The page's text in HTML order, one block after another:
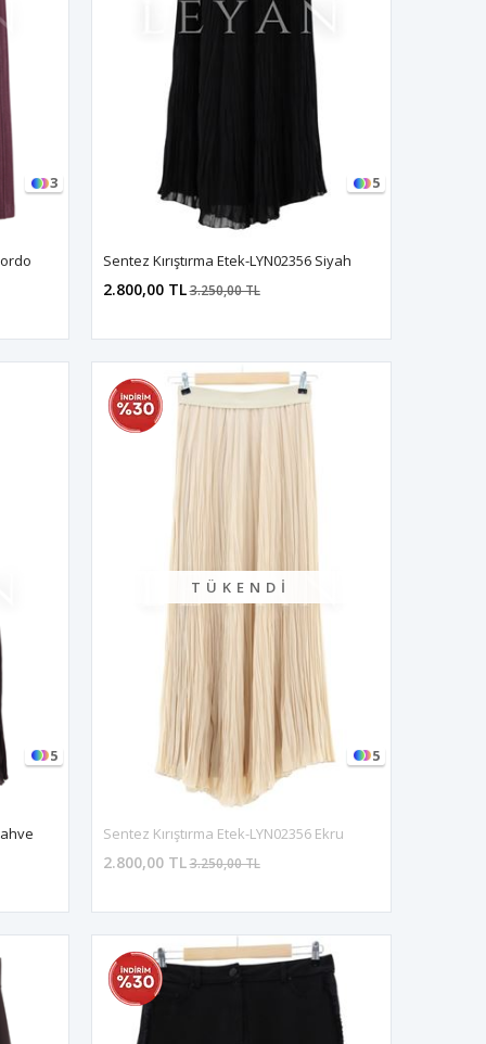
3 5
Sentez Kırıştırma Etek-LYN02356 Siyah
2.800,00 TL3.250,00 TL
5
TÜKENDI
5
Sentez Kırıştırma Etek-LYN02356 Ekru
2.800,00 TL3.250,00 TL